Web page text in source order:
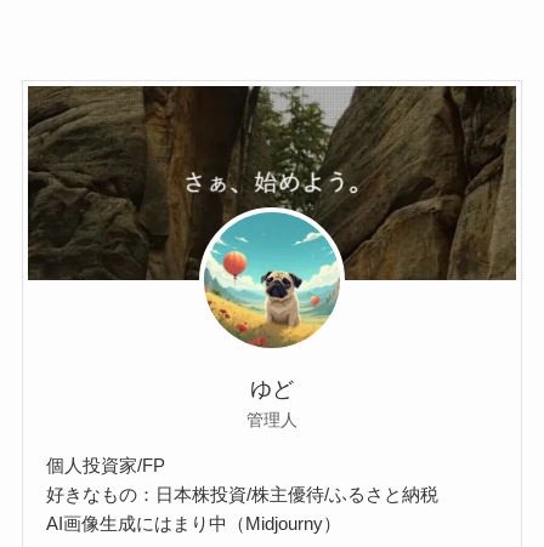
ゆど
管理人
個人投資家/FP
好きなもの：日本株投資/株主優待/ふるさと納税
AI画像生成にはまり中（Midjourny）